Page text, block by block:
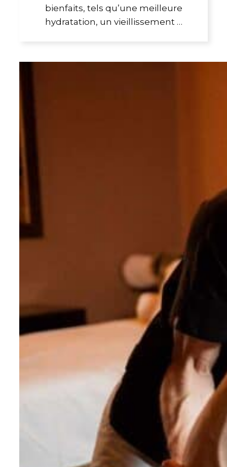
bienfaits, tels qu’une meilleure
hydratation, un vieillissement …